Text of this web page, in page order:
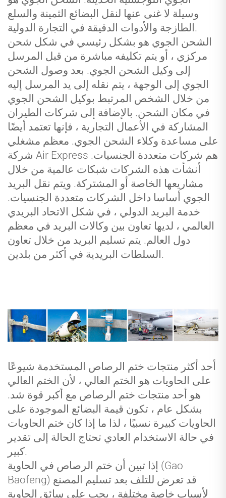
وسيلة لا غنى عنها لنقل البضائع الثمينة والسلع
الطازجة والأدوات الدقيقة في التجارة الدولية.
الشحن الجوي هو بشكل رئيسي في شكل شحن
مركزي ، أو يتم تكليفه مباشرة من قبل المرسل
إلى وكيل الشحن الجوي. بعد وصول الشحن
الجوي إلى الوجهة ، يتم نقله إلى يد المرسل إليه
من خلال الشخص المرتبط بوكيل الشحن الجوي
في مكان الشحن. بالإضافة إلى شركات الطيران
المشاركة في الأعمال التجارية ، فإنها تعتمد أيضًا
على مساعدة وكلاء الشحن الجوي. معظم مشغلي
شركة Air Express هم شركات متعددة الجنسيات.
أنشأت هذه الشركات شبكات عالمية من خلال
مشاريعها الخاصة أو المشتركة. ويتم نقل البريد
الجوي أساسا داخل الشركات متعددة الجنسيات.
خدمة البريد الدولي ، في شكل الاتحاد البريدي
العالمي ، لديها تعاون بين وكالات البريد في معظم
دول العالم. يتم تسليم البريد من خلال تعاون
السلطات البريدية في أكثر من بلدين.
أحد أكثر منتجات ختم الرصاص المستخدمة شيوعًا
على الحاويات هو الختم العالي ، لأن الختم العالي
هو أحد منتجات ختم الرصاص مع أكبر قوة شد.
بشكل عام ، تكون قيمة البضائع الموجودة على
الحاويات كبيرة نسبيًا ، لذا ما إذا كان ختم الحاويات
في حالة الاستخدام العادي تحتاج الحالة إلى تقدير
كبير.
إذا تبين أن ختم الرصاص في الحاوية (Gao
Baofeng) قد تعرض للتلف بعد تسليم المصنع
لأسباب خاصة مختلفة ، يجب على سائق الحاوية